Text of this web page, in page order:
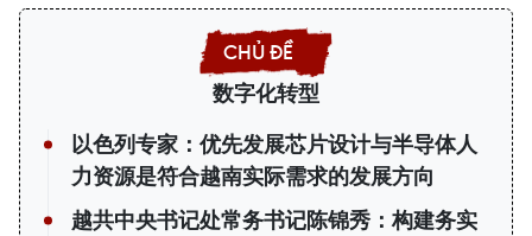
数字化转型
以色列专家：优先发展芯片设计与半导体人
力资源是符合越南实际需求的发展方向
越共中央书记处常务书记陈锦秀：构建务实